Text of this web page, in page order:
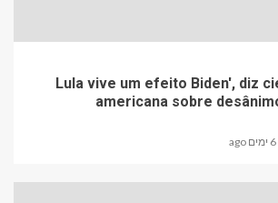
'Lula vive um efeito Biden', diz
americana sobre
6 ימים ago